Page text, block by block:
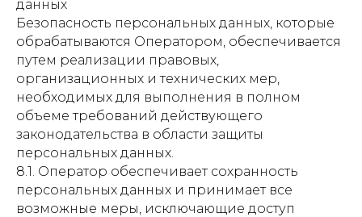
данных
Безопасность персональных данных, которые
обрабатываются Оператором, обеспечивается
путем реализации правовых,
организационных и технических мер,
необходимых для выполнения в полном
объеме требований действующего
законодательства в области защиты
персональных данных.
8.1. Оператор обеспечивает сохранность
персональных данных и принимает все
возможные меры, исключающие доступ